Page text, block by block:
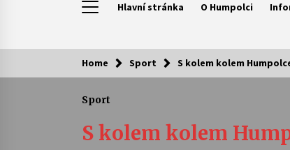
Hlavní stránka O Humpolci
Kam za kulturou?
Camerata a Sukuba Ensemble
4. 8. 2026
Home Sport S kolem kolem
Sport
S kolem kolem